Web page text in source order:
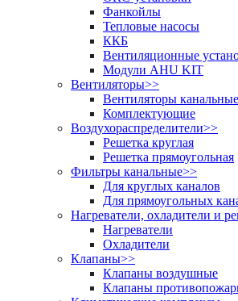
Фанкойлы
Тепловые насосы
ККБ
Вентиляционные
Модули AHU KIT
Вентиляторы>>
Вентиляторы канальные
Комплектующие
Воздухораспределители>>
Решетка круглая
Решетка прямоугольная
Фильтры канальные>>
Для круглых каналов
Для прямоугольных
Нагреватели, охладители и
Нагреватели
Охладители
Клапаны>>
Клапаны воздушные
Клапаны